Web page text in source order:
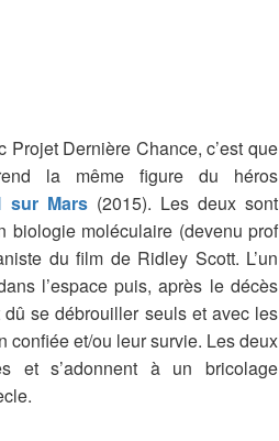
Projet Dernière Chance, c’est que
la même figure du héros
sur Mars(2015). Les deux sont
biologie moléculaire (devenu prof
du film de Ridley Scott. L’un
l’espace puis, après le décès
se débrouiller seuls et avec les
confiée et/ou leur survie. Les deux
et s’adonnent à un bricolage